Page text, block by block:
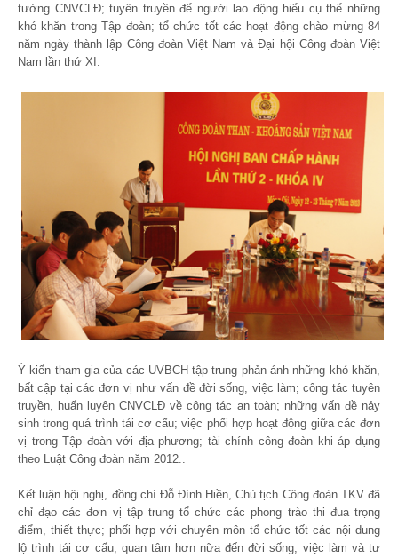
tưởng CNVCLĐ; tuyên truyền để người lao động hiểu cụ thể những
khó khăn trong Tập đoàn; tổ chức tốt các hoạt động chào mừng 84
năm ngày thành lập Công đoàn Việt Nam và Đại hội Công đoàn Việt
Nam lần thứ XI.
Ý kiến tham gia của các UVBCH tập trung phản ánh những khó khăn,
bất cập tại các đơn vị như vấn đề đời sống, việc làm; công tác tuyên
truyền, huấn luyện CNVCLĐ về công tác an toàn; những vấn đề nảy
sinh trong quá trình tái cơ cấu; việc phối hợp hoạt động giữa các đơn
vị trong Tập đoàn với địa phương; tài chính công đoàn khi áp dụng
theo Luật Công đoàn năm 2012..
Kết luận hội nghị, đồng chí Đỗ Đình Hiền, Chủ tịch Công đoàn TKV đã
chỉ đạo các đơn vị tập trung tổ chức các phong trào thi đua trọng
điểm, thiết thực; phối hợp với chuyên môn tổ chức tốt các nội dung
lộ trình tái cơ cấu; quan tâm hơn nữa đến đời sống, việc làm và tư